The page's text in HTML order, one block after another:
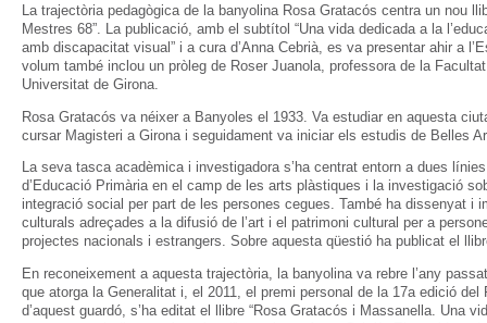
La trajectòria pedagògica de la banyolina Rosa Gratacós centra un nou
Mestres 68”. La publicació, amb el subtítol “Una vida dedicada a la
amb discapacitat visual” i a cura d’Anna Cebrià, es va presentar ahir a
volum també inclou un pròleg de Roser Juanola, professora de la
Universitat de Girona.
Rosa Gratacós va néixer a Banyoles el 1933. Va estudiar en aquesta
cursar Magisteri a Girona i seguidament va iniciar els estudis de Belles
La seva tasca acadèmica i investigadora s’ha centrat entorn a dues
d’Educació Primària en el camp de les arts plàstiques i la investigació
integració social per part de les persones cegues. També ha dissenyat i
culturals adreçades a la difusió de l’art i el patrimoni cultural per a
projectes nacionals i estrangers. Sobre aquesta qüestió ha publicat el
En reconeixement a aquesta trajectòria, la banyolina va rebre l’any
que atorga la Generalitat i, el 2011, el premi personal de la 17a edició
d’aquest guardó, s’ha editat el llibre “Rosa Gratacós i Massanella. Una